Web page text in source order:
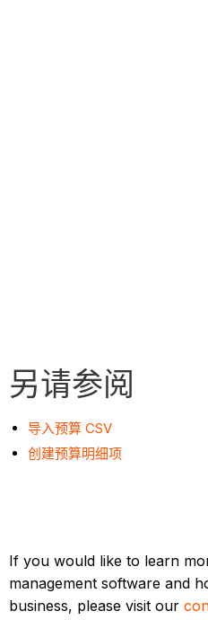
另请参阅
导入预算 CSV
创建预算明细项
If you would like to learn
management software and
business, please visit our